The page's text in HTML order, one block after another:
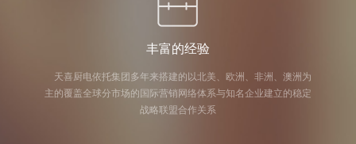
丰富的经验
天喜厨电依托集团多年来搭建的以北美、欧洲、非洲、澳洲为
主的覆盖全球分市场的国际营销网络体系与知名企业建立的稳定
战略联盟合作关系